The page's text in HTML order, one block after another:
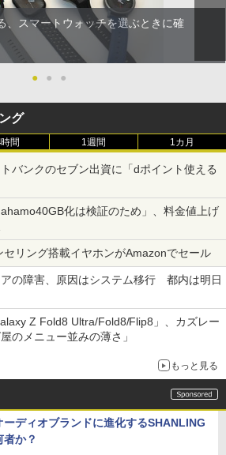
、スマートウォッチを選ぶときに確
● ● ●
グ
間 1週間 1カ月
バンクのセブン出資に「dポイント使える
化は検証のため」、料金値上げ
セリング搭載イヤホンがAmazonでセール
アの障害、原因はシステム移行 都内は明日
Z Fold8 Ultra/Fold8/Flip8」、カズレー
のメニュー並みの薄さ」
もっと見る
ーディオブランドに進化するSHANLING
者か？